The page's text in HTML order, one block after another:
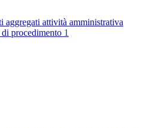
aggregati attività amministrativa
procedimento 1